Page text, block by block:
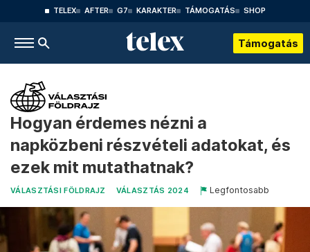
TELEX AFTER G7 KARAKTER TÁMOGATÁS SHOP
Támogatás
Hogyan érdemes nézni a
napközbeni részvételi adatokat, és
ezek mit mutathatnak?
VÁLASZTÁSI FÖLDRAJZ VÁLASZTÁS 2024 Legfontosabb